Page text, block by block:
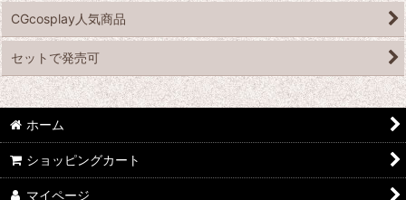
CGcosplay人気商品
セットで発売可
ホーム
ショッピングカート
マイページ